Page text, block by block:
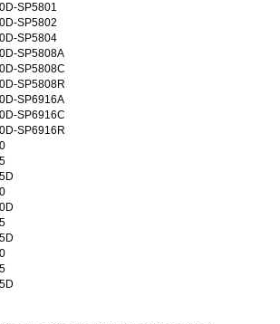
SP5801
SP5802
SP5804
SP5808A
SP5808C
SP5808R
SP6916A
SP6916C
SP6916R